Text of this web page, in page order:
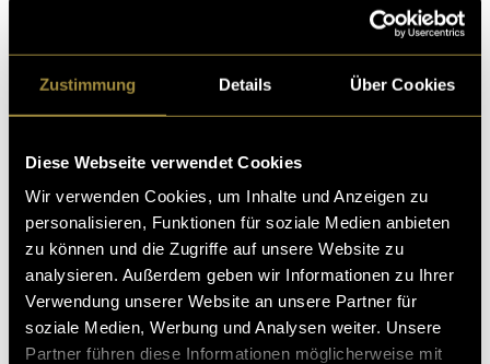
Zustimmung Details Über Cookies
Diese Webseite verwendet Cookies
Wir verwenden Cookies, um Inhalte und Anzeigen zu
personalisieren, Funktionen für soziale Medien anbieten
zu können und die Zugriffe auf unsere Website zu
analysieren. Außerdem geben wir Informationen zu Ihrer
Verwendung unserer Website an unsere Partner für
soziale Medien, Werbung und Analysen weiter. Unsere
Partner führen diese Informationen möglicherweise mit
Kritik